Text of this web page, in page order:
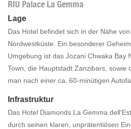
RIU Palace La Gemma
Lage
Das Hotel befindet sich in der Nähe
Nordwestküste. Ein besonderer
Umgebung ist das Jozani Chwaka Bay
Town, die Hauptstadt Zanzibars, sowie
man nach einer ca. 60-minütigen
Infrastruktur
Das Hotel Diamonds La Gemma
durch seinen klaren, unprätentiösen